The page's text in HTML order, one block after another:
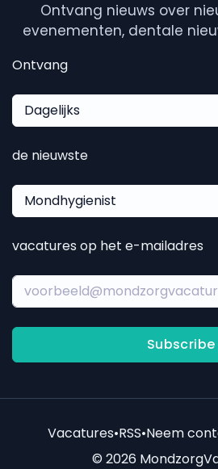
Ontvang nieuws over
evenementen, dentale
Ontvang
Dagelijks
de nieuwste
Mondhygienist
vacatures op het e-mailadres
Subscribe
Vacatures•RSS•Neem
© 2026